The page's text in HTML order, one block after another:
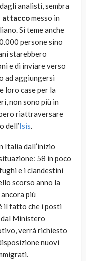
analisti, sembra
attaccomesso in
Si teme anche
persone sino
starebbero
e di inviare verso
ad aggiungersi
loro case per la
non sono più in
riattraversare
dell’Isis.
Italia dall’inizio
58 in poco
e i clandestini
scorso anno la
più
il fatto che i posti
dal Ministero
verrà richiesto
nuovi